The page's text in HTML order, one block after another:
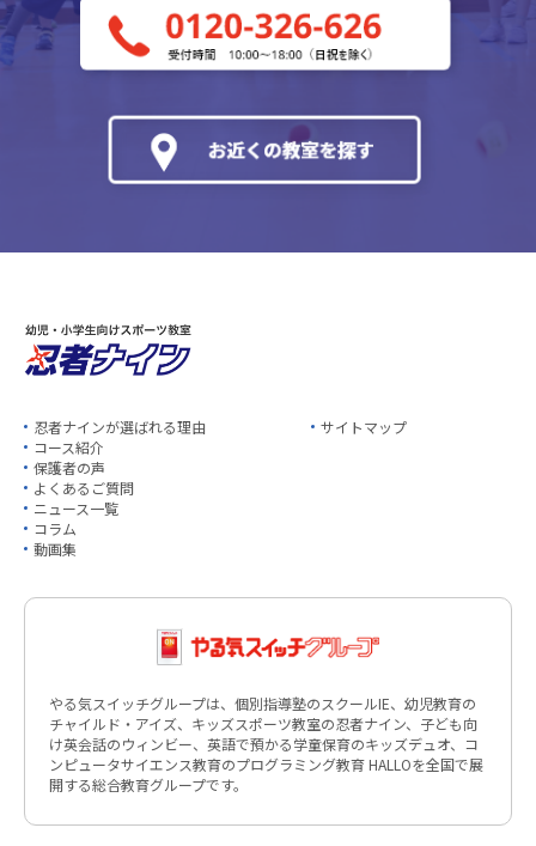
忍者ナインが選ばれる理由
コース紹介
保護者の声
よくあるご質問
ニュース一覧
コラム
動画集
サイトマップ
やる気スイッチグループは、個別指導塾のスクールIE、幼児教育の
チャイルド・アイズ、キッズスポーツ教室の忍者ナイン、子ども向
け英会話のウィンビー、英語で預かる学童保育のキッズデュオ、コ
ンピュータサイエンス教育のプログラミング教育 HALLOを全国で展
開する総合教育グループです。